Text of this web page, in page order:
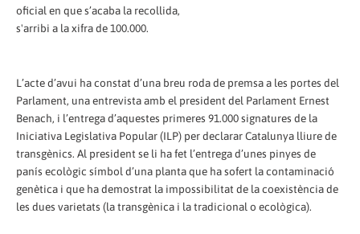
oficial en que s’acaba la recollida,
s'arribi a la xifra de 100.000.
L’acte d’avui ha constat d’una breu roda de premsa a les portes del
Parlament, una entrevista amb el president del Parlament Ernest
Benach, i l’entrega d’aquestes primeres 91.000 signatures de la
Iniciativa Legislativa Popular (ILP) per declarar Catalunya lliure de
transgènics. Al president se li ha fet l’entrega d’unes pinyes de
panís ecològic símbol d’una planta que ha sofert la contaminació
genètica i que ha demostrat la impossibilitat de la coexistència de
les dues varietats (la transgènica i la tradicional o ecològica).